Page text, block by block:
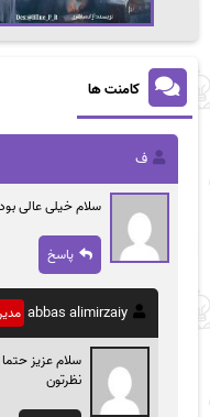
کامنت ها
ف
سلام خیلی عالی
پاسخ
abbas alimirzaiy
سلام عزیز
نظرتون